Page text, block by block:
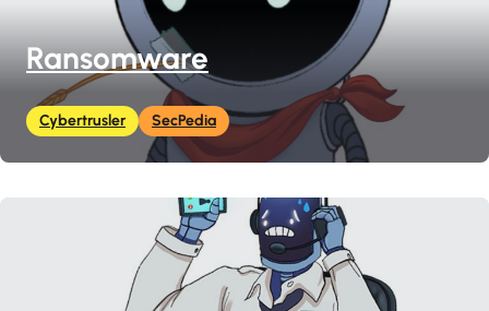
Ransomware
Cybertrusler SecPedia